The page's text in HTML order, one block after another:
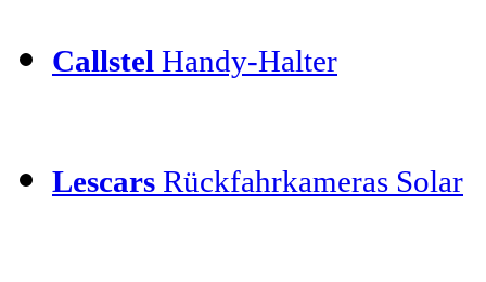
Callstel Handy-Halter
Lescars Rückfahrkameras Solar